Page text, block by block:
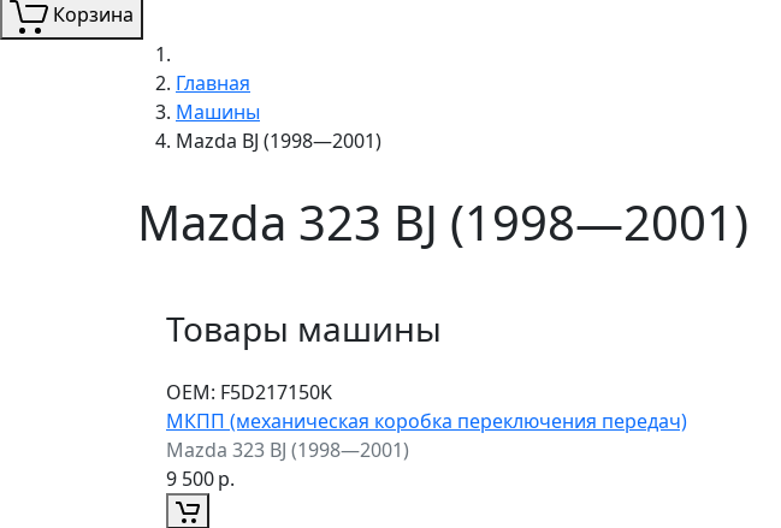
Корзина
Главная
Машины
Mazda BJ (1998—2001)
Mazda 323 BJ (1998—2001)
Товары машины
ОЕМ: F5D217150K
МКПП (механическая коробка переключения передач)
Mazda 323 BJ (1998—2001)
9 500р.